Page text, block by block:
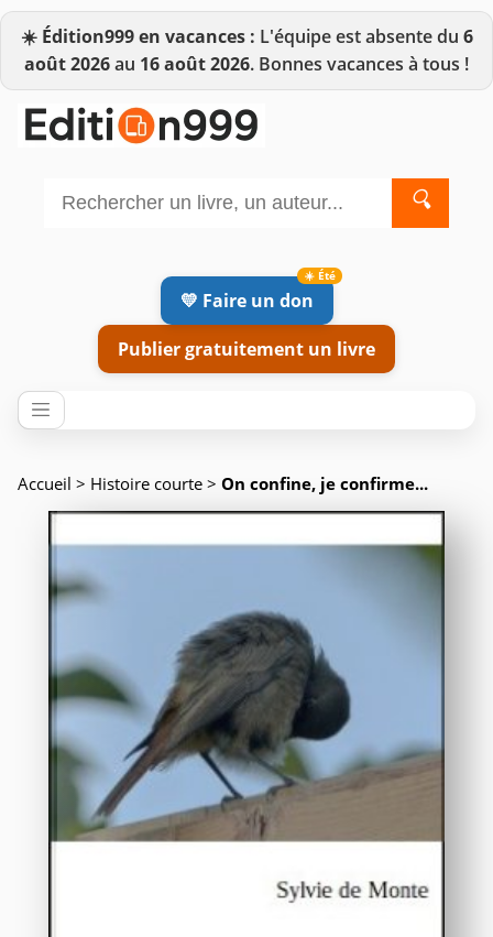
☀️ Édition999 en vacances : L'équipe est absente du 6
août 2026au 16 août 2026. Bonnes vacances à tous !
🔍
💛 Faire un don
Publier gratuitement un livre
Accueil > Histoire courte > On confine, je confirme...